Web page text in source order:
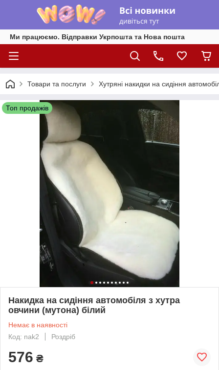
Ми працюємо. Відправки Укрпошта та Нова пошта
Товари та послуги Хутряні накидки на сидіння
Топ продажів
Накидка на сидіння автомобіля з хутра
овчини (мутона) білий
Немає в наявності
Код: nak2
Роздріб
576 ₴